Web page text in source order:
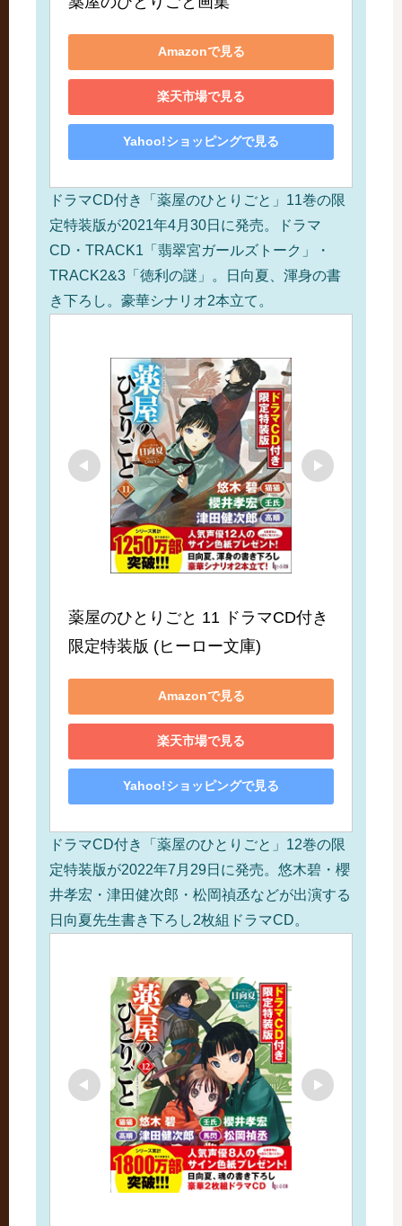
Amazonで見る
楽天市場で見る
Yahoo!ショッピングで見る
ドラマCD付き「薬屋のひとりごと」11巻の限
定特装版が2021年4月30日に発売。ドラマ
CD・TRACK1「翡翠宮ガールズトーク」・
TRACK2&3「徳利の謎」。日向夏、渾身の書
き下ろし。豪華シナリオ2本立て。
薬屋のひとりごと 11 ドラマCD付き
限定特装版 (ヒーロー文庫)
Amazonで見る
楽天市場で見る
Yahoo!ショッピングで見る
ドラマCD付き「薬屋のひとりごと」12巻の限
定特装版が2022年7月29日に発売。悠木碧・櫻
井孝宏・津田健次郎・松岡禎丞などが出演する
日向夏先生書き下ろし2枚組ドラマCD。